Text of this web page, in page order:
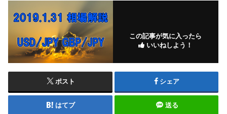
この記事が気に入ったら
いいねしよう！
ポスト シェア
はてブ 送る